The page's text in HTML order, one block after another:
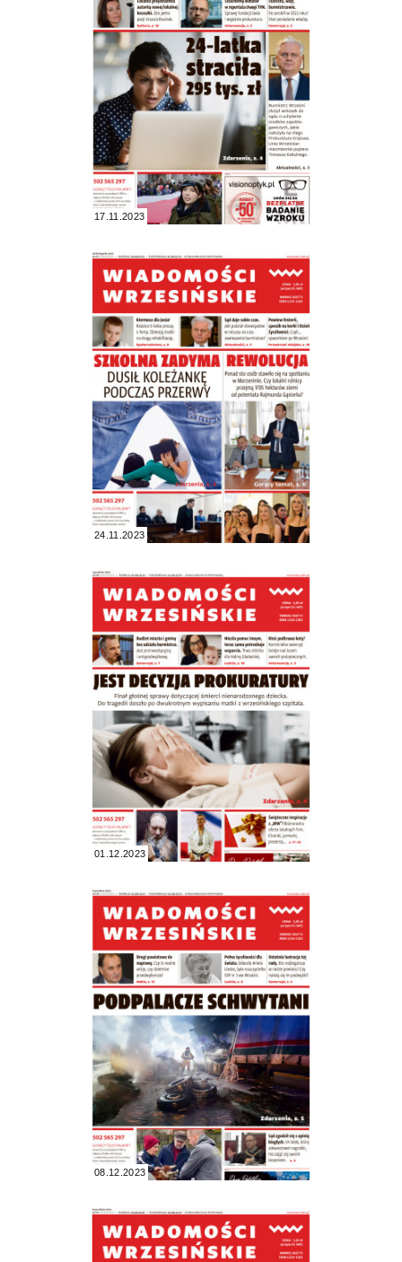
17.11.2023
24.11.2023
01.12.2023
08.12.2023